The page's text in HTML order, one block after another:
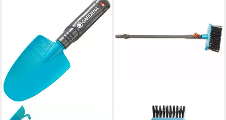
HAPPY PEOPLE HAPPY PEOPLE